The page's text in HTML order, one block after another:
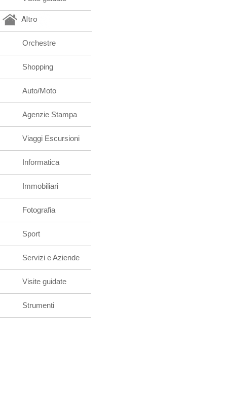
Altro
Orchestre
Shopping
Auto/Moto
Agenzie Stampa
Viaggi Escursioni
Informatica
Immobiliari
Fotografia
Sport
Servizi e Aziende
Visite guidate
Strumenti